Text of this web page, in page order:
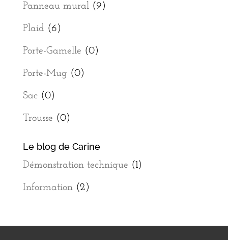
Panneau mural (9)
Plaid (6)
Porte-Gamelle (0)
Porte-Mug (0)
Sac (0)
Trousse (0)
Le blog de Carine
Démonstration technique (1)
Information(2)